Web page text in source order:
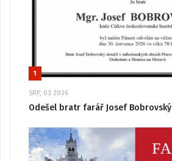
1
SRP, 03 2026
Odešel bratr farář Josef Bobrovský